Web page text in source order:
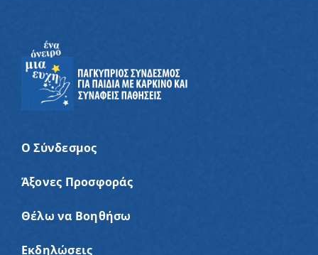
Ο Σύνδεσμος
Άξονες Προσφοράς
Θέλω να Βοηθήσω
Εκδηλώσεις